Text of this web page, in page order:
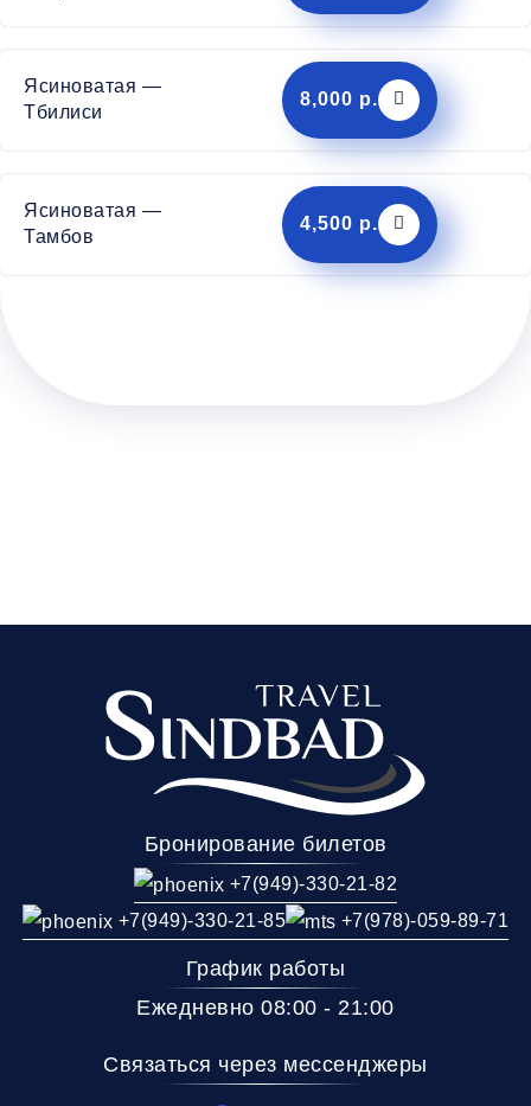
Ясиноватая —
Тбилиси
8,000 р.
Ясиноватая —
Тамбов
4,500 р.
Бронирование билетов
+7(949)-330-21-82
+7(949)-330-21-85
+7(978)-059-89-71
График работы
Ежедневно 08:00 - 21:00
Связаться через мессенджеры